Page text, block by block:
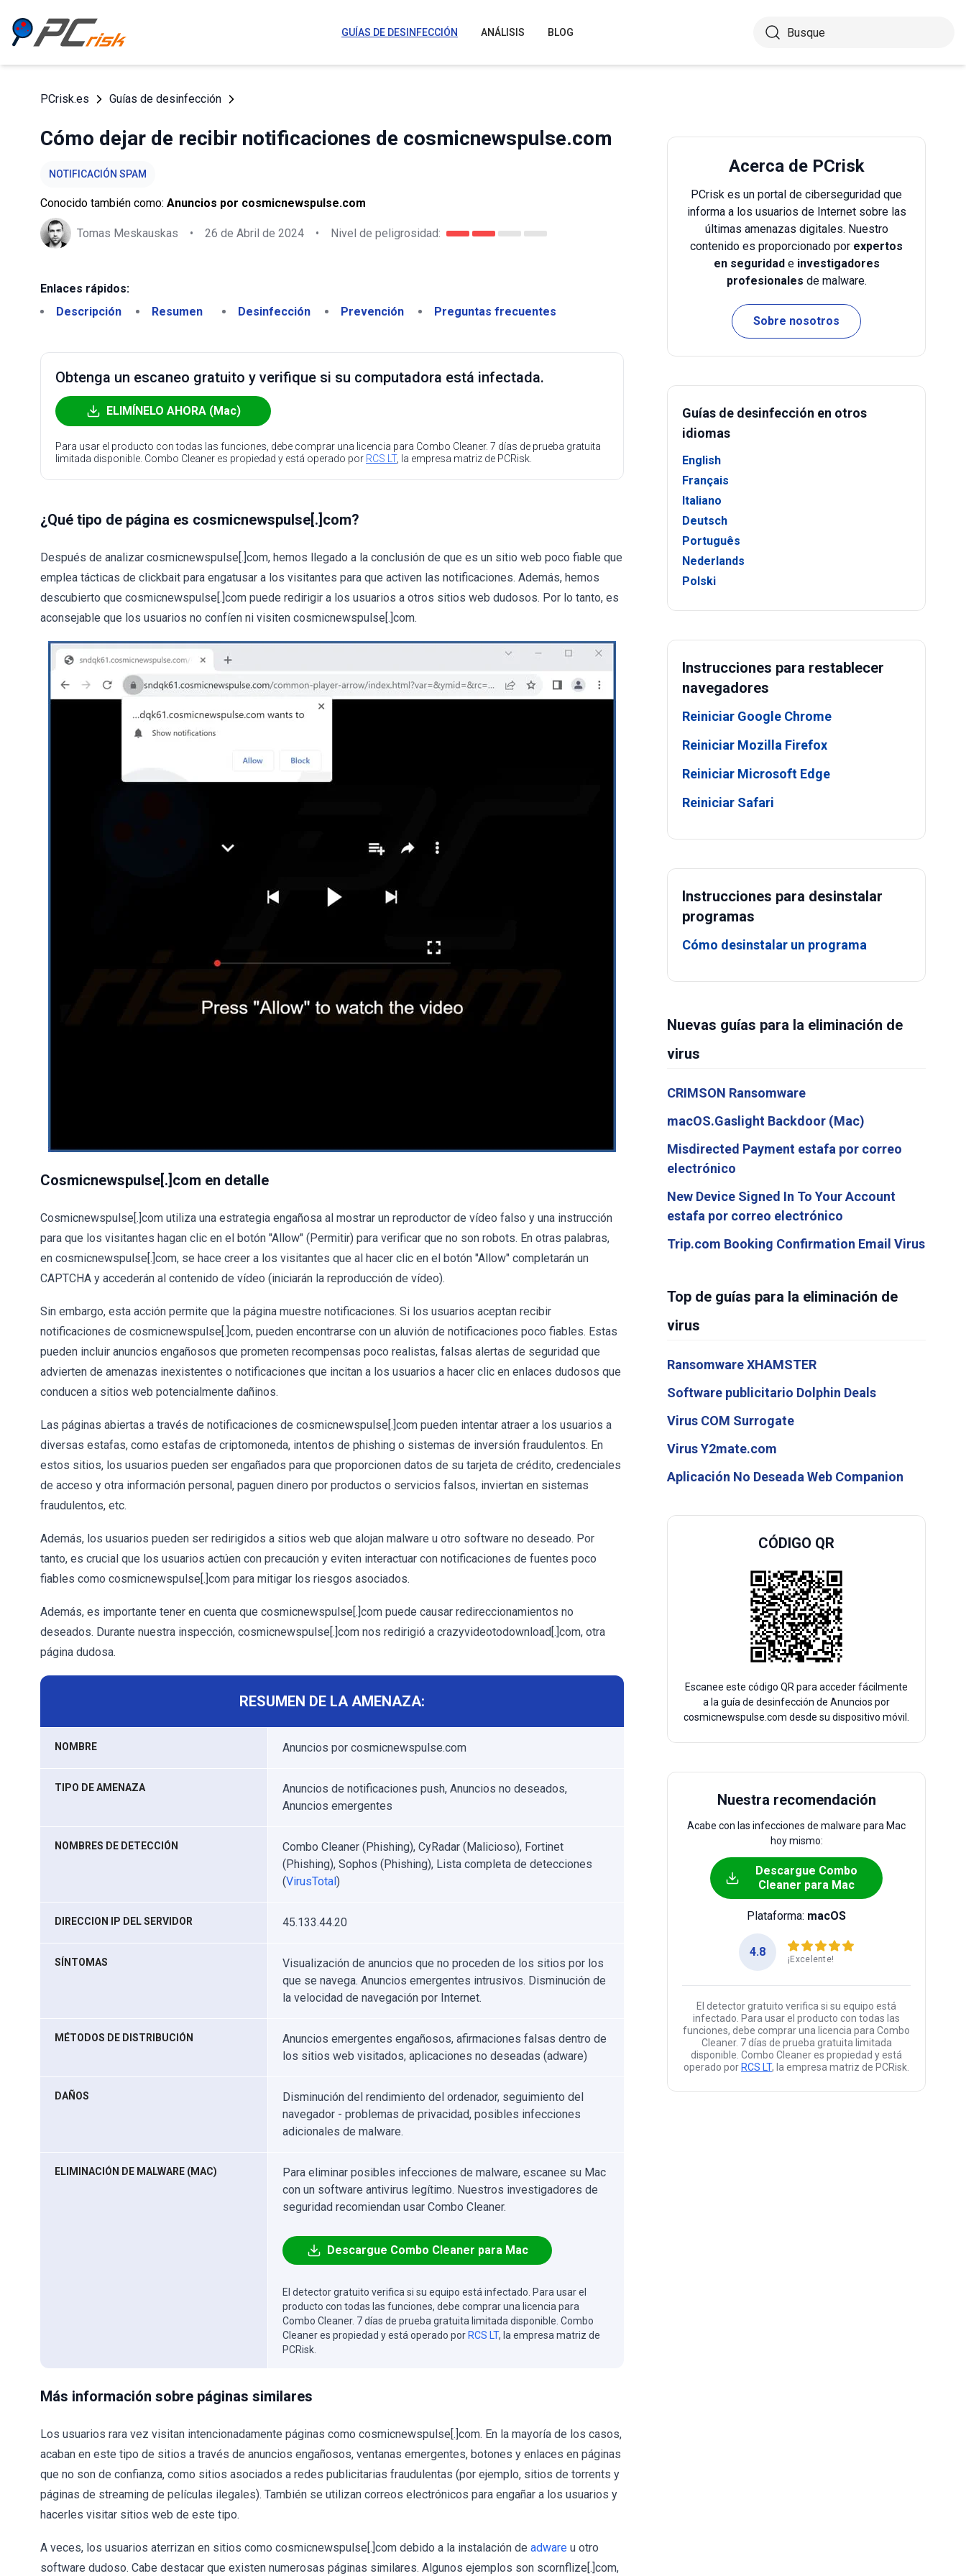
GUÍAS DE DESINFECCIÓN ANÁLISIS BLOG
PCrisk.es Guías de desinfección
Cómo dejar de recibir notificaciones de cosmicnewspulse.com
NOTIFICACIÓN SPAM
Conocido también como: Anuncios por cosmicnewspulse.com
Tomas Meskauskas • 26 de Abril de 2024 • Nivel de peligrosidad:
Enlaces rápidos:
Descripción
Resumen Desinfección Prevención Preguntas frecuentes
Obtenga un escaneo gratuito y verifique si su computadora está infectada.
ELIMÍNELO AHORA (Mac)
Para usar el producto con todas las funciones, debe comprar una licencia para Combo Cleaner. 7 días de prueba gratuita
limitada disponible. Combo Cleaner es propiedad y está operado por RCS LT, la empresa matriz de PCRisk.
¿Qué tipo de página es cosmicnewspulse[.]com?
Después de analizar cosmicnewspulse[.]com, hemos llegado a la conclusión de que es un sitio web poco fiable que
emplea tácticas de clickbait para engatusar a los visitantes para que activen las notificaciones. Además, hemos
descubierto que cosmicnewspulse[.]com puede redirigir a los usuarios a otros sitios web dudosos. Por lo tanto, es
aconsejable que los usuarios no confíen ni visiten cosmicnewspulse[.]com.
Cosmicnewspulse[.]com en detalle
Cosmicnewspulse[.]com utiliza una estrategia engañosa al mostrar un reproductor de vídeo falso y una instrucción
para que los visitantes hagan clic en el botón "Allow" (Permitir) para verificar que no son robots. En otras palabras,
en cosmicnewspulse[.]com, se hace creer a los visitantes que al hacer clic en el botón "Allow" completarán un
CAPTCHA y accederán al contenido de vídeo (iniciarán la reproducción de vídeo).
Sin embargo, esta acción permite que la página muestre notificaciones. Si los usuarios aceptan recibir
notificaciones de cosmicnewspulse[.]com, pueden encontrarse con un aluvión de notificaciones poco fiables. Estas
pueden incluir anuncios engañosos que prometen recompensas poco realistas, falsas alertas de seguridad que
advierten de amenazas inexistentes o notificaciones que incitan a los usuarios a hacer clic en enlaces dudosos que
conducen a sitios web potencialmente dañinos.
Las páginas abiertas a través de notificaciones de cosmicnewspulse[.]com pueden intentar atraer a los usuarios a
diversas estafas, como estafas de criptomoneda, intentos de phishing o sistemas de inversión fraudulentos. En
estos sitios, los usuarios pueden ser engañados para que proporcionen datos de su tarjeta de crédito, credenciales
de acceso y otra información personal, paguen dinero por productos o servicios falsos, inviertan en sistemas
fraudulentos, etc.
Además, los usuarios pueden ser redirigidos a sitios web que alojan malware u otro software no deseado. Por
tanto, es crucial que los usuarios actúen con precaución y eviten interactuar con notificaciones de fuentes poco
fiables como cosmicnewspulse[.]com para mitigar los riesgos asociados.
Además, es importante tener en cuenta que cosmicnewspulse[.]com puede causar redireccionamientos no
deseados. Durante nuestra inspección, cosmicnewspulse[.]com nos redirigió a crazyvideotodownload[.]com, otra
página dudosa.
RESUMEN DE LA AMENAZA:
NOMBRE Anuncios por cosmicnewspulse.com
TIPO DE AMENAZA
Anuncios de notificaciones push, Anuncios no deseados,
Anuncios emergentes
NOMBRES DE DETECCIÓN
Combo Cleaner (Phishing), CyRadar (Malicioso), Fortinet
(Phishing), Sophos (Phishing), Lista completa de detecciones
(VirusTotal)
DIRECCION IP DEL SERVIDOR 45.133.44.20
SÍNTOMAS
Visualización de anuncios que no proceden de los sitios por los
que se navega. Anuncios emergentes intrusivos. Disminución de
la velocidad de navegación por Internet.
MÉTODOS DE DISTRIBUCIÓN
Anuncios emergentes engañosos, afirmaciones falsas dentro de
los sitios web visitados, aplicaciones no deseadas (adware)
DAÑOS
Disminución del rendimiento del ordenador, seguimiento del
navegador - problemas de privacidad, posibles infecciones
adicionales de malware.
ELIMINACIÓN DE MALWARE (MAC)
Para eliminar posibles infecciones de malware, escanee su Mac
con un software antivirus legítimo. Nuestros investigadores de
seguridad recomiendan usar Combo Cleaner.
Descargue Combo Cleaner para Mac
El detector gratuito verifica si su equipo está infectado. Para usar el
producto con todas las funciones, debe comprar una licencia para
Combo Cleaner. 7 días de prueba gratuita limitada disponible. Combo
Cleaner es propiedad y está operado por RCS LT, la empresa matriz de
PCRisk.
Más información sobre páginas similares
Los usuarios rara vez visitan intencionadamente páginas como cosmicnewspulse[.]com. En la mayoría de los casos,
acaban en este tipo de sitios a través de anuncios engañosos, ventanas emergentes, botones y enlaces en páginas
que no son de confianza, como sitios asociados a redes publicitarias fraudulentas (por ejemplo, sitios de torrents y
páginas de streaming de películas ilegales). También se utilizan correos electrónicos para engañar a los usuarios y
hacerles visitar sitios web de este tipo.
A veces, los usuarios aterrizan en sitios como cosmicnewspulse[.]com debido a la instalación de adware u otro
software dudoso. Cabe destacar que existen numerosas páginas similares. Algunos ejemplos son scornflize[.]com,
Acerca de PCrisk
PCrisk es un portal de ciberseguridad que
informa a los usuarios de Internet sobre las
últimas amenazas digitales. Nuestro
contenido es proporcionado por expertos
en seguridade investigadores
profesionales de malware.
Sobre nosotros
Guías de desinfección en otros
idiomas
English
Français
Italiano
Deutsch
Português
Nederlands
Polski
Instrucciones para restablecer
navegadores
Reiniciar Google Chrome
Reiniciar Mozilla Firefox
Reiniciar Microsoft Edge
Reiniciar Safari
Instrucciones para desinstalar
programas
Cómo desinstalar un programa
Nuevas guías para la eliminación de
virus
CRIMSON Ransomware
macOS.Gaslight Backdoor (Mac)
Misdirected Payment estafa por correo
electrónico
New Device Signed In To Your Account
estafa por correo electrónico
Trip.com Booking Confirmation Email Virus
Top de guías para la eliminación de
virus
Ransomware XHAMSTER
Software publicitario Dolphin Deals
Virus COM Surrogate
Virus Y2mate.com
Aplicación No Deseada Web Companion
CÓDIGO QR
Escanee este código QR para acceder fácilmente
a la guía de desinfección de Anuncios por
cosmicnewspulse.com desde su dispositivo móvil.
Nuestra recomendación
Acabe con las infecciones de malware para Mac
hoy mismo:
Descargue Combo
Cleaner para Mac
Plataforma: macOS
4.8
¡Excelente!
El detector gratuito verifica si su equipo está
infectado. Para usar el producto con todas las
funciones, debe comprar una licencia para Combo
Cleaner. 7 días de prueba gratuita limitada
disponible. Combo Cleaner es propiedad y está
operado por RCS LT, la empresa matriz de PCRisk.